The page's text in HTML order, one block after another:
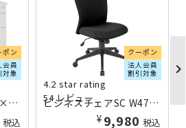
ポン
会員
対象
事務用片袖机 W1000×D700×H700 ニューグレー
税込
クーポン
法人会員
割引対象
4.2 star rating
54 レビュー
ビジネスチェアSC W475×D550×H895-965 ブラック
¥ 9,980 税込
chevron_right